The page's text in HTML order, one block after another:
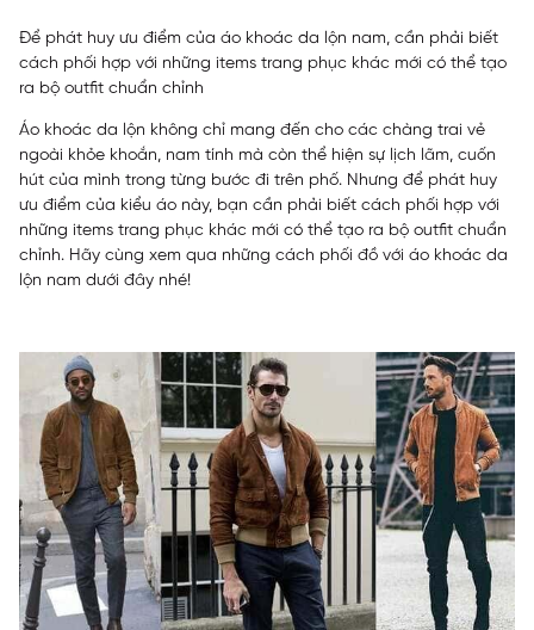
Để phát huy ưu điểm của áo khoác da lộn nam, cần phải biết
cách phối hợp với những items trang phục khác mới có thể tạo
ra bộ outfit chuẩn chỉnh
Áo khoác da lộn không chỉ mang đến cho các chàng trai vẻ
ngoài khỏe khoắn, nam tính mà còn thể hiện sự lịch lãm, cuốn
hút của mình trong từng bước đi trên phố. Nhưng để phát huy
ưu điểm của kiểu áo này, bạn cần phải biết cách phối hợp với
những items trang phục khác mới có thể tạo ra bộ outfit chuẩn
chỉnh. Hãy cùng xem qua những cách phối đồ với áo khoác da
lộn nam dưới đây nhé!